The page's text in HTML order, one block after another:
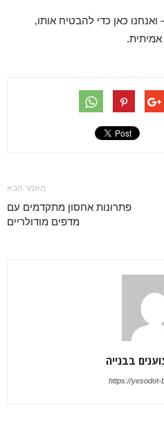
כאן כדי להבטיח אותו,
אמיתית.
מאמר הבא
פתרונות אחסון מתקדמים עם
מדפים מודולריים
בבנייה
https://yesodot-